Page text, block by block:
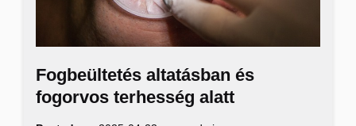
Fogbeültetés altatásban és
fogorvos terhesség alatt